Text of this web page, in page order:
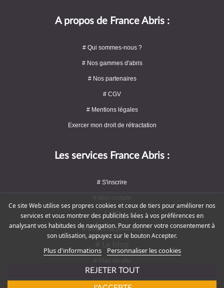
A propos de France Abris :
# Qui sommes-nous ?
# Nos gammes d'abris
# Nos partenaires
# CGV
# Mentions légales
Exercer mon droit de rétractation
Les services France Abris :
# S'inscrire
# FAQ
# Modes de paiement
Ce site Web utilise ses propres cookies et ceux de tiers pour améliorer nos
services et vous montrer des publicités liées à vos préférences en
analysant vos habitudes de navigation. Pour donner votre consentement à
son utilisation, appuyez sur le bouton Accepter.
Plus d'informations Personnaliser les cookies
REJETER TOUT